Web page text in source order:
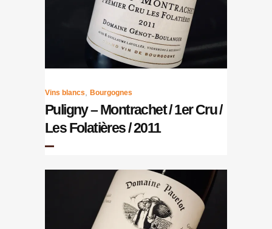
Vins blancs Bourgognes
Puligny – Montrachet / 1er Cru /
Les Folatières / 2011